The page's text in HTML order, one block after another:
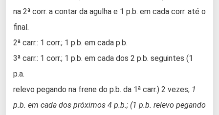
na 2ª corr. a contar da agulha e 1 p.b. em cada corr. até o
final.
2ª carr.: 1 corr.; 1 p.b. em cada p.b.
3ª carr.: 1 corr.; 1 p.b. em cada dos 2 p.b. seguintes (1
p.a.
relevo pegando na frene do p.b. da 1ª carr.) 2 vezes; 1
p.b. em cada dos próximos 4 p.b.; (1 p.b. relevo pegando